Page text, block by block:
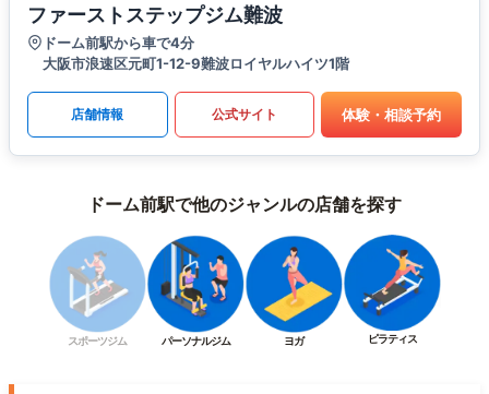
ファーストステップジム難波
ドーム前駅から車で4分
大阪市浪速区元町1-12-9難波ロイヤルハイツ1階
店舗情報 公式サイト 体験・相談予約
ドーム前駅で他のジャンルの店舗を探す
スポーツジム パーソナルジム ヨガ ピラティス